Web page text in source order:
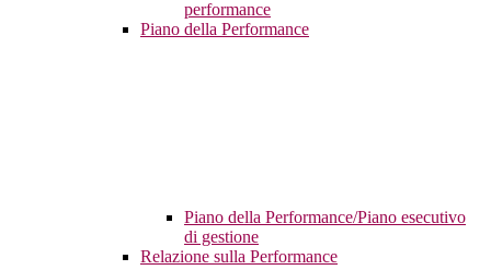
performance
Piano della Performance
Piano della Performance/Piano esecutivo
di gestione
Relazione sulla Performance